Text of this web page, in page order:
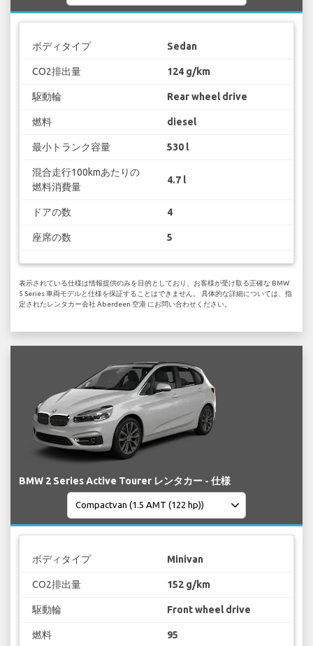
ボディタイプ Sedan
CO2排出量 124 g/km
駆動輪 Rear wheel drive
燃料 diesel
最小トランク容量 530 l
混合走行100kmあたりの
燃料消費量
4.7 l
ドアの数 4
座席の数 5
表示されている仕様は情報提供のみを目的としており、お客様が受け取る正確な BMW
5 Series 車両モデルと仕様を保証することはできません。 具体的な詳細については、指
定されたレンタカー会社 Aberdeen 空港 にお問い合わせください。
BMW 2 Series Active Tourer レンタカー - 仕様
ボディタイプ Minivan
CO2排出量 152 g/km
駆動輪 Front wheel drive
燃料 95